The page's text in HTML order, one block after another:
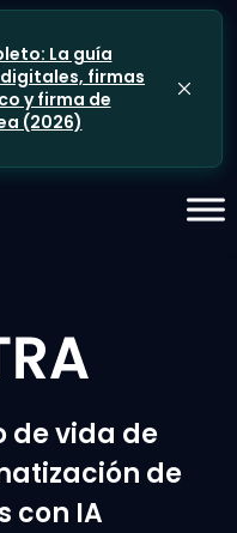
La guía
firmas
y firma de
(2026)
de vida de
de
con IA